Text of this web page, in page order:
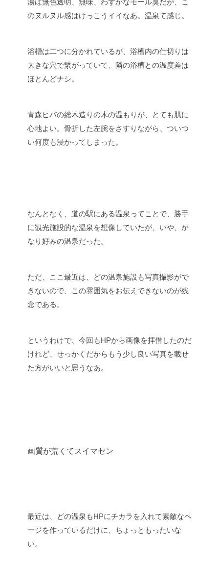
湯は無色透明、無味、わずかなモール臭だが、こ
のヌルヌル感はけっこうイイなあ。温泉て感じ。
浴槽は二つに分かれているが、浴槽内の仕切りは
大きな穴で繋がっていて、隣の浴槽との温度差は
ほとんどナシ。
青森ヒバの総木造りの木の温もりが、とても肌に
心地よい。骨折した左腕をさすりながら、ついつ
い何度も浸かってしまった。
なんとなく、道の駅にある温泉ってことで、勝手
に観光施設的な温泉を想像していたが、いや、か
なり好みの温泉だった。
ただ、ここ最近は、どの温泉施設も写真撮影がで
きないので、この雰囲気をお伝えできないのが残
念である。
というわけで、今回もHPから画像を拝借したのだ
けれど、せっかくだからもう少し良い写真を載せ
た方がいいと思うなあ。
画質が荒くてスイマセン
最近は、どの温泉もHPにチカラを入れて素敵なペ
ージを作っているだけに、ちょっともったいな
い。